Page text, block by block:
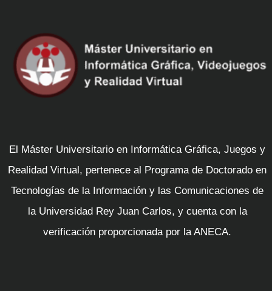
El Máster Universitario en Informática Gráfica, Juegos y
Realidad Virtual, pertenece al Programa de Doctorado en
Tecnologías de la Información y las Comunicaciones de
la Universidad Rey Juan Carlos, y cuenta con la
verificación proporcionada por la ANECA.